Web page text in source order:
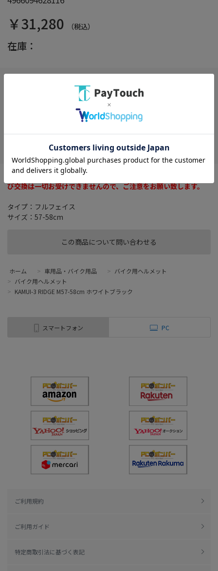
￥31,280 （税込）
在庫：
この商品について問い合わせる
※商品の箱をエアクッションで保護し損傷を防ぎます。
お客様による誤ったサイズやカラーの商品購入に関して、返品及
び交換は一切お受けできませんので、ご注意をお願い致します。
タイプ：フルフェイス
サイズ：57-58cm
ホーム > 車用品・バイク用品 > バイク用ヘルメット
> バイク用ヘルメット
> KAMUI-3 RIDGE M57-58cm ホワイトブラック
スマートフォン PC
ご利用規約
ご利用ガイド
特定商取引法に基づく表記